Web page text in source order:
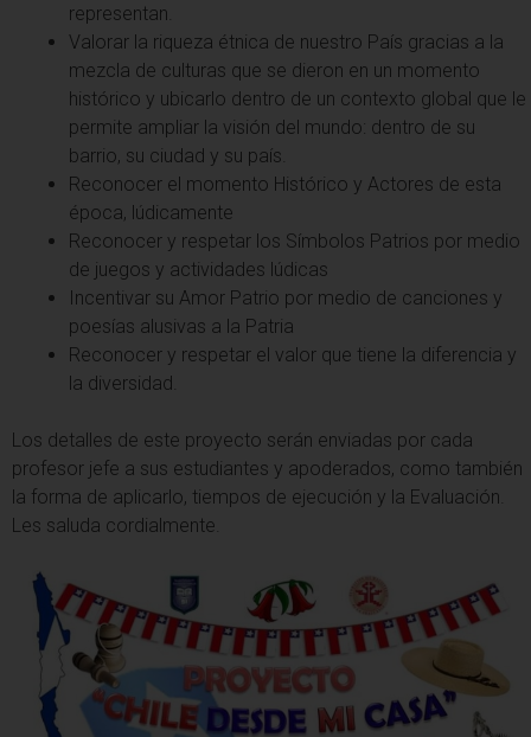
representan.
Valorar la riqueza étnica de nuestro País gracias a la
mezcla de culturas que se dieron en un momento
histórico y ubicarlo dentro de un contexto global que le
permite ampliar la visión del mundo: dentro de su
barrio, su ciudad y su país.
Reconocer el momento Histórico y Actores de esta
época, lúdicamente
Reconocer y respetar los Símbolos Patrios por medio
de juegos y actividades lúdicas
Incentivar su Amor Patrio por medio de canciones y
poesías alusivas a la Patria
Reconocer y respetar el valor que tiene la diferencia y
la diversidad.
Los detalles de este proyecto serán enviadas por cada
profesor jefe a sus estudiantes y apoderados, como también
la forma de aplicarlo, tiempos de ejecución y la Evaluación.
Les saluda cordialmente.